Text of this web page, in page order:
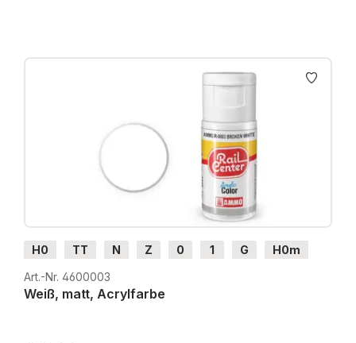
H0 TT N Z 0 1 G
H0m
H0e
Art.-Nr. 4600003
Weiß, matt, Acrylfarbe